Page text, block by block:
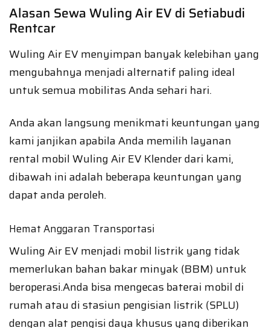
Alasan Sewa Wuling Air EV di Setiabudi
Rentcar
Wuling Air EV menyimpan banyak kelebihan yang
mengubahnya menjadi alternatif paling ideal
untuk semua mobilitas Anda sehari hari.
Anda akan langsung menikmati keuntungan yang
kami janjikan apabila Anda memilih layanan
rental mobil Wuling Air EV Klender dari kami,
dibawah ini adalah beberapa keuntungan yang
dapat anda peroleh.
Hemat Anggaran Transportasi
Wuling Air EV menjadi mobil listrik yang tidak
memerlukan bahan bakar minyak (BBM) untuk
beroperasi.Anda bisa mengecas baterai mobil di
rumah atau di stasiun pengisian listrik (SPLU)
dengan alat pengisi daya khusus yang diberikan